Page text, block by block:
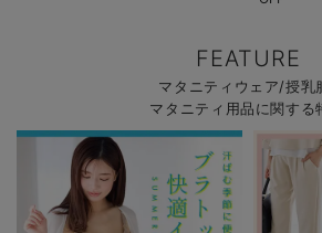
FEATURE
マタニティウェア/授乳
マタニティ用品に関する